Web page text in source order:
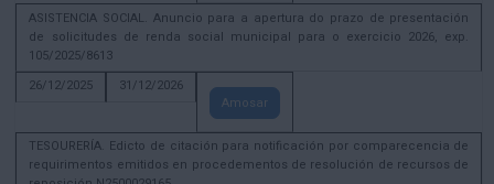
ASISTENCIA SOCIAL. Anuncio para a apertura do prazo de presentación
de solicitudes de renda social municipal para o exercicio 2026, exp.
105/2025/8613
26/12/2025
31/12/2026
Amosar
TESOURERÍA. Edicto de citación para notificación por comparecencia de
requirimentos emitidos en procedementos de resolución de recursos de